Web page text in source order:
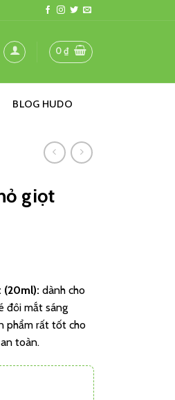
0₫
BLOG HUDO
giọt
(20ml): dành cho
đôi mắt sáng
phẩm rất tốt cho
toàn.